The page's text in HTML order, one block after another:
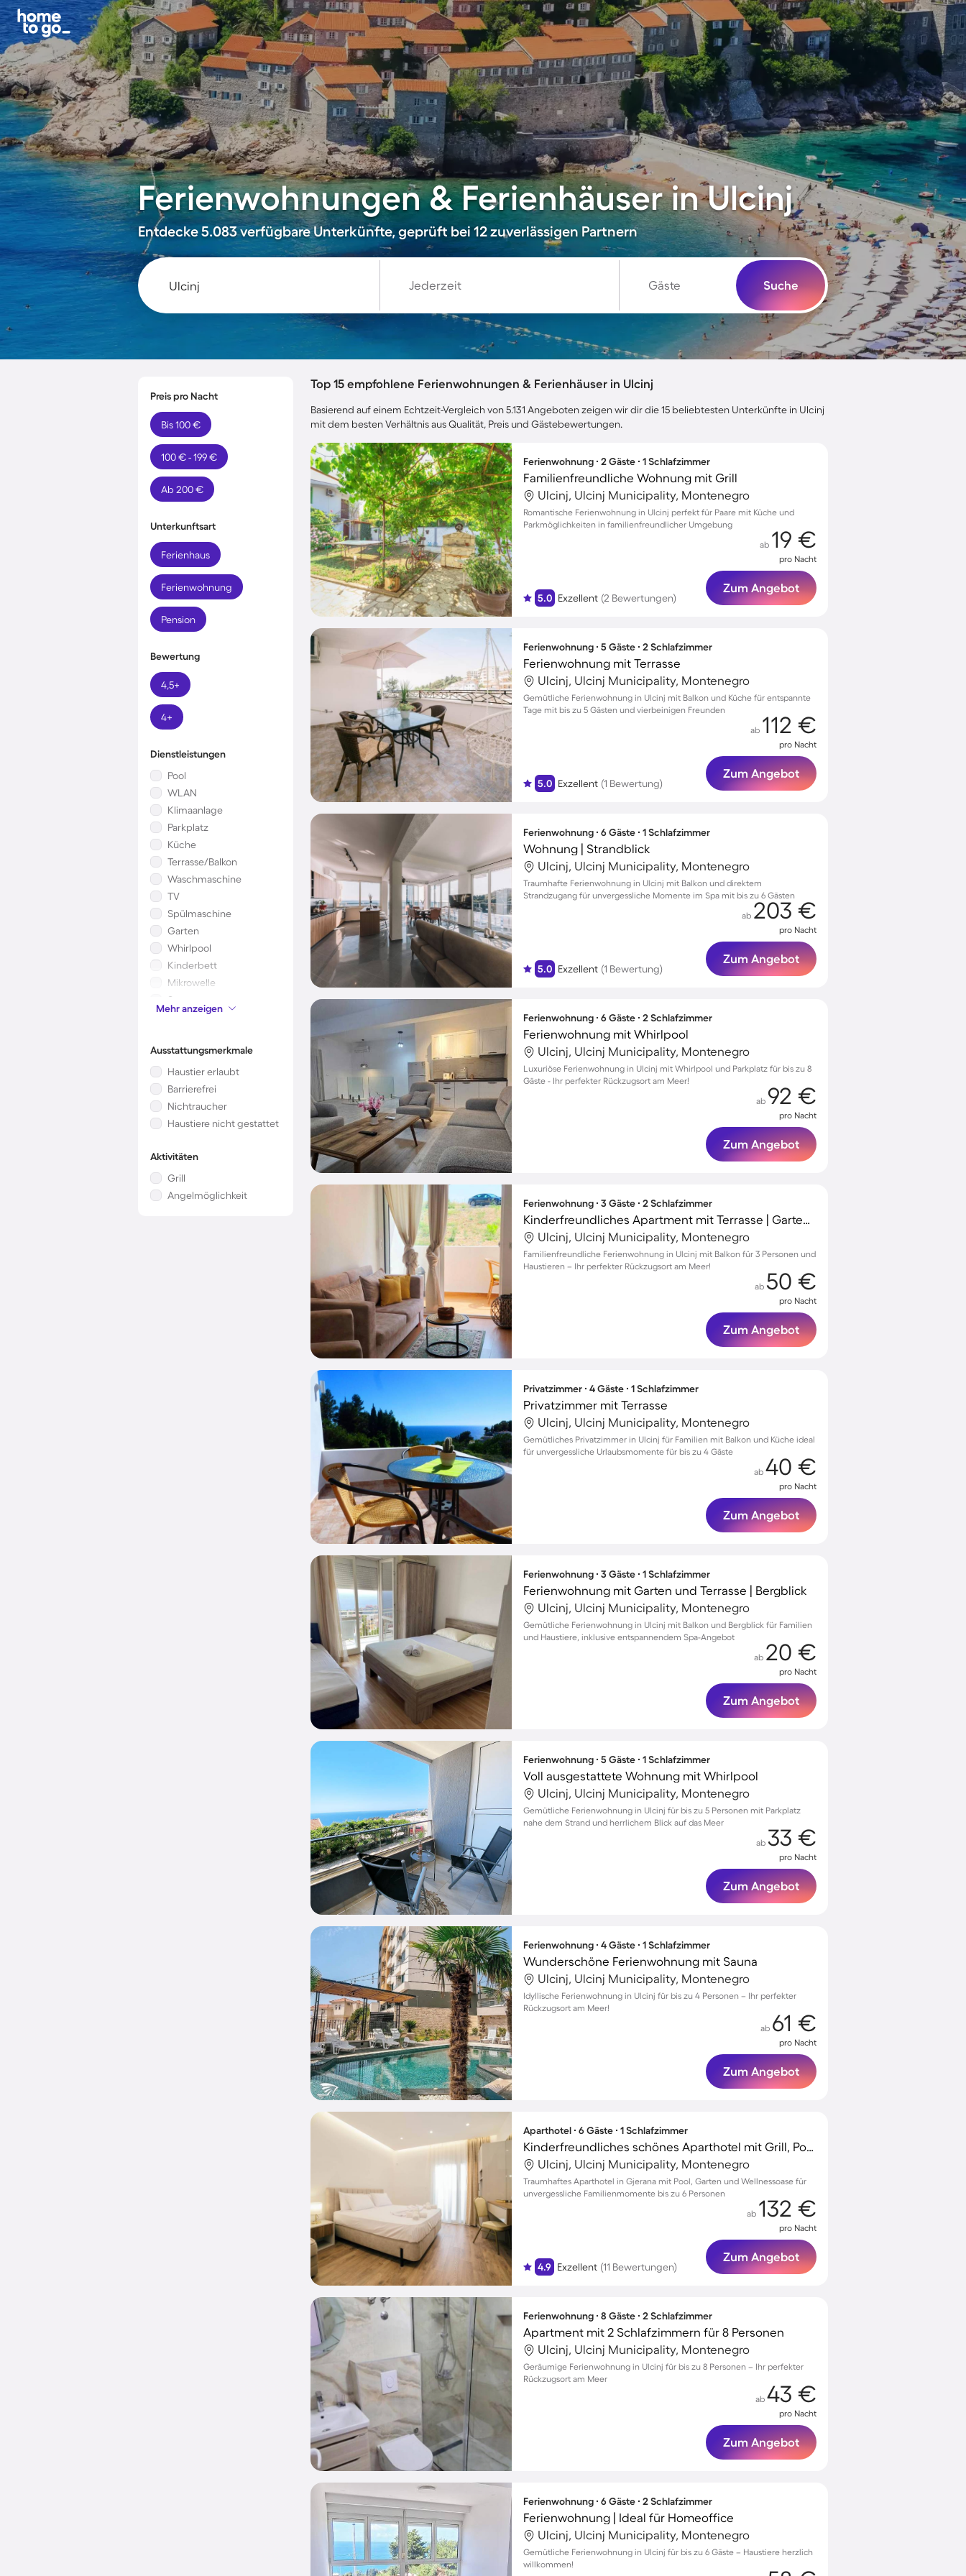
Ferienwohnungen & Ferienhäuser in Ulcinj
Entdecke 5.083 verfügbare Unterkünfte, geprüft bei 12 zuverlässigen Partnern
Jederzeit Gäste Suche
Preis pro Nacht
Bis 100 €
100 € - 199 €
Ab 200 €
Unterkunftsart
Ferienhaus
Ferienwohnung
Pension
Bewertung
4,5+
4+
Dienstleistungen
Pool
WLAN
Klimaanlage
Parkplatz
Küche
Terrasse/Balkon
Waschmaschine
TV
Spülmaschine
Garten
Whirlpool
Kinderbett
Mikrowelle
Sauna
Kamin/Ofen
Mehr anzeigen
Ausstattungsmerkmale
Haustier erlaubt
Barrierefrei
Nichtraucher
Haustiere nicht gestattet
Aktivitäten
Grill
Angelmöglichkeit
Top 15 empfohlene Ferienwohnungen & Ferienhäuser in Ulcinj
Basierend auf einem Echtzeit-Vergleich von 5.131 Angeboten zeigen wir dir die 15 beliebtesten Unterkünfte in Ulcinj
mit dem besten Verhältnis aus Qualität, Preis und Gästebewertungen.
Ferienwohnung ∙ 2 Gäste ∙ 1 Schlafzimmer
Familienfreundliche Wohnung mit Grill
Ulcinj, Ulcinj Municipality, Montenegro
Romantische Ferienwohnung in Ulcinj perfekt für Paare mit Küche und
Parkmöglichkeiten in familienfreundlicher Umgebung
5.0 Exzellent (2 Bewertungen)
ab 19 €
pro Nacht
Zum Angebot
Ferienwohnung ∙ 5 Gäste ∙ 2 Schlafzimmer
Ferienwohnung mit Terrasse
Ulcinj, Ulcinj Municipality, Montenegro
Gemütliche Ferienwohnung in Ulcinj mit Balkon und Küche für entspannte
Tage mit bis zu 5 Gästen und vierbeinigen Freunden
5.0 Exzellent (1 Bewertung)
ab 112 €
pro Nacht
Zum Angebot
Ferienwohnung ∙ 6 Gäste ∙ 1 Schlafzimmer
Wohnung | Strandblick
Ulcinj, Ulcinj Municipality, Montenegro
Traumhafte Ferienwohnung in Ulcinj mit Balkon und direktem
Strandzugang für unvergessliche Momente im Spa mit bis zu 6 Gästen
5.0 Exzellent (1 Bewertung)
ab 203 €
pro Nacht
Zum Angebot
Ferienwohnung ∙ 6 Gäste ∙ 2 Schlafzimmer
Ferienwohnung mit Whirlpool
Ulcinj, Ulcinj Municipality, Montenegro
Luxuriöse Ferienwohnung in Ulcinj mit Whirlpool und Parkplatz für bis zu 8
Gäste - Ihr perfekter Rückzugsort am Meer!
ab 92 €
pro Nacht
Zum Angebot
Ferienwohnung ∙ 3 Gäste ∙ 2 Schlafzimmer
Kinderfreundliches Apartment mit Terrasse | Gartenblick | Strand in der Nähe | Hunde erlaubt
Ulcinj, Ulcinj Municipality, Montenegro
Familienfreundliche Ferienwohnung in Ulcinj mit Balkon für 3 Personen und
Haustieren – Ihr perfekter Rückzugsort am Meer!
ab 50 €
pro Nacht
Zum Angebot
Privatzimmer ∙ 4 Gäste ∙ 1 Schlafzimmer
Privatzimmer mit Terrasse
Ulcinj, Ulcinj Municipality, Montenegro
Gemütliches Privatzimmer in Ulcinj für Familien mit Balkon und Küche ideal
für unvergessliche Urlaubsmomente für bis zu 4 Gäste
ab 40 €
pro Nacht
Zum Angebot
Ferienwohnung ∙ 3 Gäste ∙ 1 Schlafzimmer
Ferienwohnung mit Garten und Terrasse | Bergblick
Ulcinj, Ulcinj Municipality, Montenegro
Gemütliche Ferienwohnung in Ulcinj mit Balkon und Bergblick für Familien
und Haustiere, inklusive entspannendem Spa-Angebot
ab 20 €
pro Nacht
Zum Angebot
Ferienwohnung ∙ 5 Gäste ∙ 1 Schlafzimmer
Voll ausgestattete Wohnung mit Whirlpool
Ulcinj, Ulcinj Municipality, Montenegro
Gemütliche Ferienwohnung in Ulcinj für bis zu 5 Personen mit Parkplatz
nahe dem Strand und herrlichem Blick auf das Meer
ab 33 €
pro Nacht
Zum Angebot
Ferienwohnung ∙ 4 Gäste ∙ 1 Schlafzimmer
Wunderschöne Ferienwohnung mit Sauna
Ulcinj, Ulcinj Municipality, Montenegro
Idyllische Ferienwohnung in Ulcinj für bis zu 4 Personen – Ihr perfekter
Rückzugsort am Meer!
ab 61 €
pro Nacht
Zum Angebot
Aparthotel ∙ 6 Gäste ∙ 1 Schlafzimmer
Kinderfreundliches schönes Aparthotel mit Grill, Pool und Whirlpool | Ideal für Homeoffice
Ulcinj, Ulcinj Municipality, Montenegro
Traumhaftes Aparthotel in Gjerana mit Pool, Garten und Wellnessoase für
unvergessliche Familienmomente bis zu 6 Personen
4.9 Exzellent (11 Bewertungen)
ab 132 €
pro Nacht
Zum Angebot
Ferienwohnung ∙ 8 Gäste ∙ 2 Schlafzimmer
Apartment mit 2 Schlafzimmern für 8 Personen
Ulcinj, Ulcinj Municipality, Montenegro
Geräumige Ferienwohnung in Ulcinj für bis zu 8 Personen – Ihr perfekter
Rückzugsort am Meer
ab 43 €
pro Nacht
Zum Angebot
Ferienwohnung ∙ 6 Gäste ∙ 2 Schlafzimmer
Ferienwohnung | Ideal für Homeoffice
Ulcinj, Ulcinj Municipality, Montenegro
Gemütliche Ferienwohnung in Ulcinj für bis zu 6 Gäste – Haustiere herzlich
willkommen!